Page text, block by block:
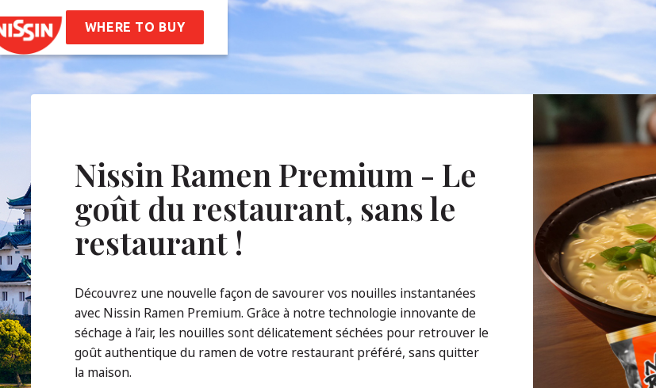
WHERE TO BUY
Nous
Nissin Ramen Premium - Le
goût du restaurant, sans le
restaurant !
Découvrez une nouvelle façon de savourer vos nouilles instantanées
avec Nissin Ramen Premium. Grâce à notre technologie innovante de
séchage à l’air, les nouilles sont délicatement séchées pour retrouver le
goût authentique du ramen de votre restaurant préféré, sans quitter
la maison.